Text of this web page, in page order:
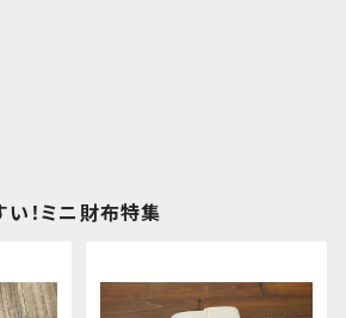
！ミニ財布特集